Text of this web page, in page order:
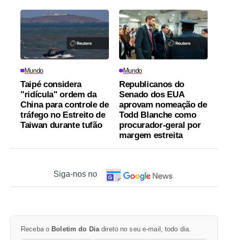
Mundo
Taipé considera
"ridícula" ordem da
China para controle de
tráfego no Estreito de
Taiwan durante tufão
Mundo
Republicanos do
Senado dos EUA
aprovam nomeação de
Todd Blanche como
procurador-geral por
margem estreita
Siga-nos no
Receba o Boletim do Diadireto no seu e-mail, todo dia.